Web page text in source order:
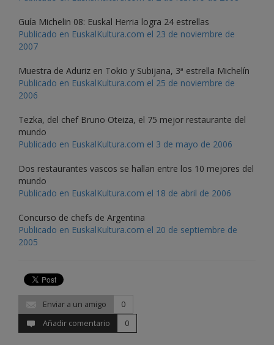
Guía Michelin 08: Euskal Herria logra 24 estrellas
Publicado en EuskalKultura.com el 23 de noviembre de
2007
Muestra de Aduriz en Tokio y Subijana, 3ª estrella Michelín
Publicado en EuskalKultura.com el 25 de noviembre de
2006
Tezka, del chef Bruno Oteiza, el 75 mejor restaurante del
mundo
Publicado en EuskalKultura.com el 3 de mayo de 2006
Dos restaurantes vascos se hallan entre los 10 mejores del
mundo
Publicado en EuskalKultura.com el 18 de abril de 2006
Concurso de chefs de Argentina
Publicado en EuskalKultura.com el 20 de septiembre de
2005
Enviar a un amigo
0
Añadir comentario
0